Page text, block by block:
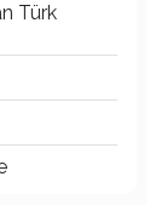
Türk